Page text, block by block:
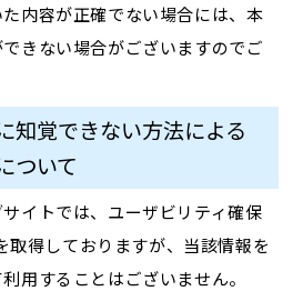
内容が正確でない場合には、本
きない場合がございますのでご
知覚できない方法による
ついて
イトでは、ユーザビリティ確保
得しておりますが、当該情報を
用することはございません。